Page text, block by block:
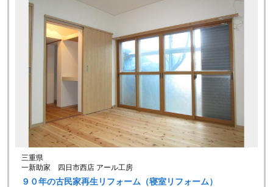
三重県
一新助家 四日市西店 アール工房
９０年の古民家再生リフォーム（寝室リフォーム）